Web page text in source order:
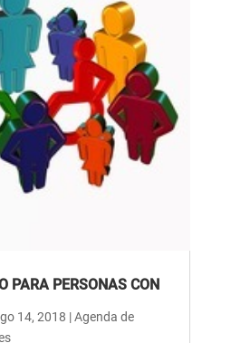
PARA PERSONAS CON
14, 2018 |Agenda de